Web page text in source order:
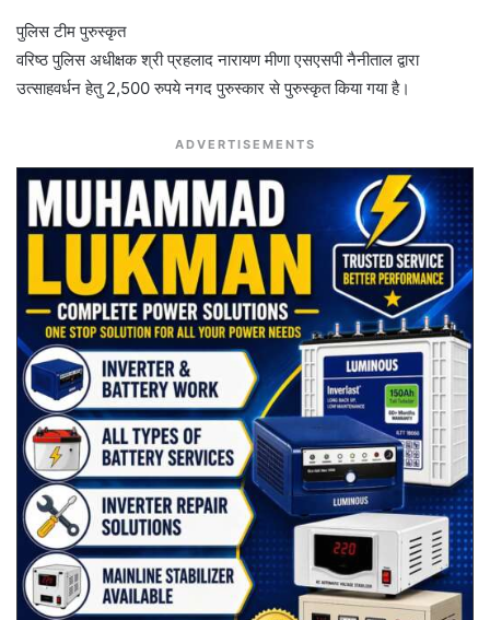
पुलिस टीम पुरुस्कृत
वरिष्ठ पुलिस अधीक्षक श्री प्रहलाद नारायण मीणा एसएसपी नैनीताल द्वारा
उत्साहवर्धन हेतु 2,500 रुपये नगद पुरुस्कार से पुरुस्कृत किया गया है।
ADVERTISEMENTS